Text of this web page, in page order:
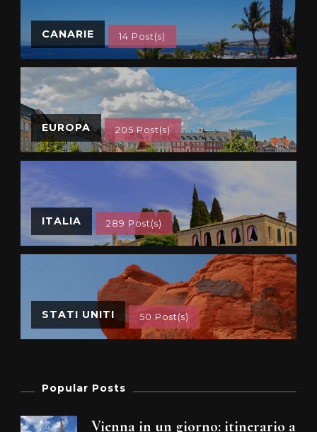
CANARIE 14 Post(s)
EUROPA 205 Post(s)
ITALIA 289 Post(s)
STATI UNITI 50 Post(s)
Popular Posts
Vienna in un giorno: itinerario a